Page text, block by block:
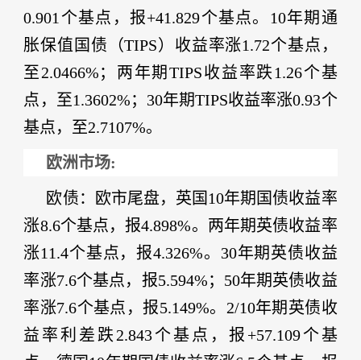
0.901个基点，报+41.829个基点。10年期通
胀保值国债（TIPS）收益率涨1.72个基点，
至2.0466%；两年期TIPS收益率跌1.26个基
点，至1.3602%；30年期TIPS收益率涨0.93个
基点，至2.7107%。
欧洲市场:
欧债：欧市尾盘，英国 10年期国债收益率
涨8.6个基点，报4.898%。两年期英债收益率
涨11.4个基点，报4.326%。30年期英债收益
率涨7.6个基点，报5.594%；50年期英债收益
率涨7.6个基点，报5.149%。2/10年期英债收
益率利差跌2.843个基点，报+57.109个基